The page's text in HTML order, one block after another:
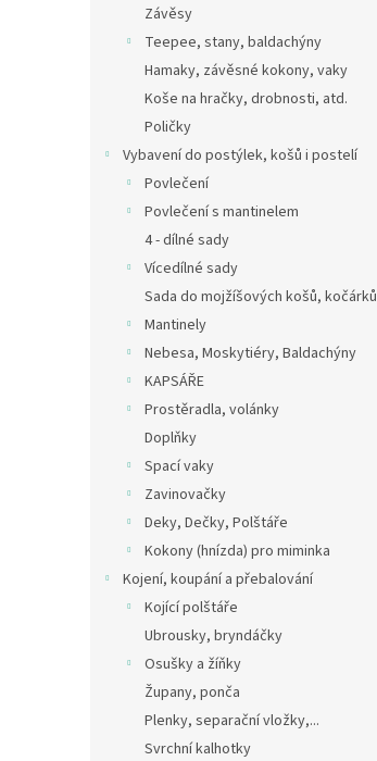
Závěsy
Teepee, stany, baldachýny
Hamaky, závěsné kokony, vaky
Koše na hračky, drobnosti, atd.
Poličky
Vybavení do postýlek, košů i postelí
Povlečení
Povlečení s mantinelem
4 - dílné sady
Vícedílné sady
Sada do mojžíšových košů, kočárků
Mantinely
Nebesa, Moskytiéry, Baldachýny
KAPSÁŘE
Prostěradla, volánky
Doplňky
Spací vaky
Zavinovačky
Deky, Dečky, Polštáře
Kokony (hnízda) pro miminka
Kojení, koupání a přebalování
Kojící polštáře
Ubrousky, bryndáčky
Osušky a žíňky
Župany, ponča
Plenky, separační vložky,...
Svrchní kalhotky